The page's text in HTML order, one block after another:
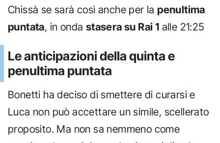
Chissà se sarà così anche per la penultima
puntata, in onda stasera su Rai 1 alle 21:25
Le anticipazioni della quinta e
penultima puntata
Bonetti ha deciso di smettere di curarsi e
Luca non può accettare un simile, scellerato
proposito. Ma non sa nemmeno come